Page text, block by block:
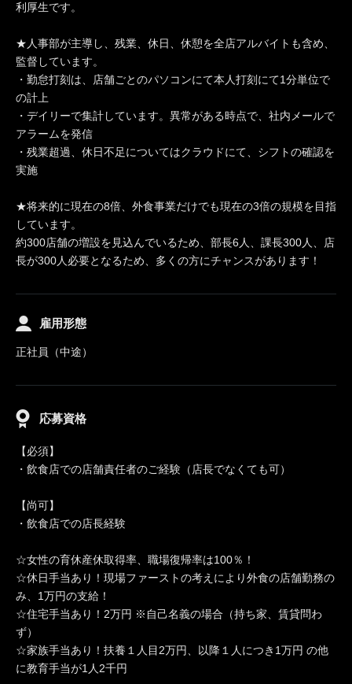
利厚生です。
★人事部が主導し、残業、休日、休憩を全店アルバイトも含め、
監督しています。
・勤怠打刻は、店舗ごとのパソコンにて本人打刻にて1分単位で
の計上
・デイリーで集計しています。異常がある時点で、社内メールで
アラームを発信
・残業超過、休日不足についてはクラウドにて、シフトの確認を
実施
★将来的に現在の8倍、外食事業だけでも現在の3倍の規模を目指
しています。
約300店舗の増設を見込んでいるため、部長6人、課長300人、店
長が300人必要となるため、多くの方にチャンスがあります！
雇用形態
正社員（中途）
応募資格
【必須】
・飲食店での店舗責任者のご経験（店長でなくても可）
【尚可】
・飲食店での店長経験
☆女性の育休産休取得率、職場復帰率は100％！
☆休日手当あり！現場ファーストの考えにより外食の店舗勤務の
み、1万円の支給！
☆住宅手当あり！2万円 ※自己名義の場合（持ち家、賃貸問わ
ず）
☆家族手当あり！扶養１人目2万円、以降１人につき1万円 の他
に教育手当が1人2千円